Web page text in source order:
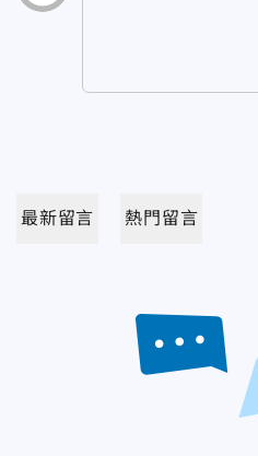
最新留言 熱門留言